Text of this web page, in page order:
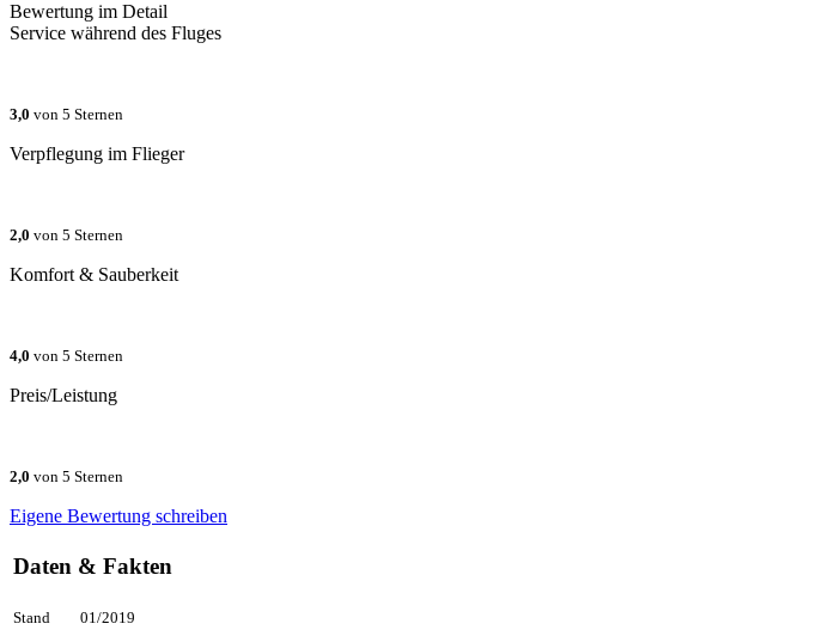
Bewertung im Detail
Service während des Fluges
3,0 von 5 Sternen
Verpflegung im Flieger
2,0 von 5 Sternen
Komfort & Sauberkeit
4,0 von 5 Sternen
Preis/Leistung
2,0 von 5 Sternen
Eigene Bewertung schreiben
Daten & Fakten
Stand 01/2019